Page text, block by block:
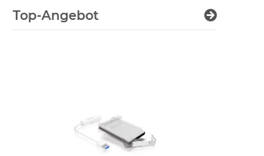
Top-Angebot